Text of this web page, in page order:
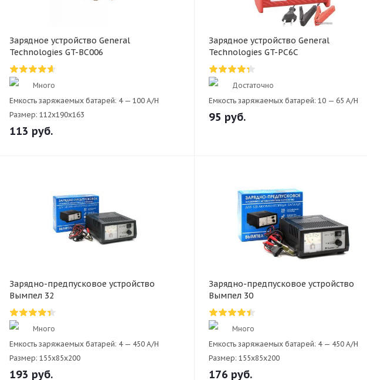
Зарядное устройство General
Technologies GT-BC006
Много
Емкость заряжаемых батарей: 4 — 100 A/H
Размер: 112х190x163
113 руб.
Зарядное устройство General
Technologies GT-PC6C
Достаточно
Емкость заряжаемых батарей: 10 — 65 A/H
95 руб.
Зарядно-предпусковое устройство
Вымпел 32
Много
Емкость заряжаемых батарей: 4 — 450 A/H
Размер: 155х85x200
193 руб.
Зарядно-предпусковое устройство
Вымпел 30
Много
Емкость заряжаемых батарей: 4 — 450 A/H
Размер: 155х85x200
176 руб.